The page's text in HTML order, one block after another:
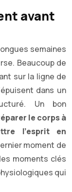
avant
semaines
Beaucoup de
sur la ligne de
dans un
Un bon
le corps à
l’esprit en
moment de
moments clés
qui